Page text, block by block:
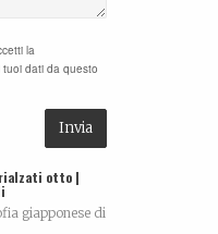
la
dati da questo
otto |
giapponese di